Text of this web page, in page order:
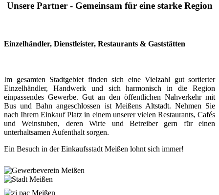
Unsere Partner - Gemeinsam für eine starke Region
Einzelhändler, Dienstleister, Restaurants & Gaststätten
Im gesamten Stadtgebiet finden sich eine Vielzahl gut sortierter
Einzelhändler, Handwerk und sich harmonisch in die Region
einpassendes Gewerbe. Gut an den öffentlichen Nahverkehr mit
Bus und Bahn angeschlossen ist Meißens Altstadt. Nehmen Sie
nach Ihrem Einkauf Platz in einem unserer vielen Restaurants, Cafés
und Weinstuben, deren Wirte und Betreiber gern für einen
unterhaltsamen Aufenthalt sorgen.
Ein Besuch in der Einkaufsstadt Meißen lohnt sich immer!